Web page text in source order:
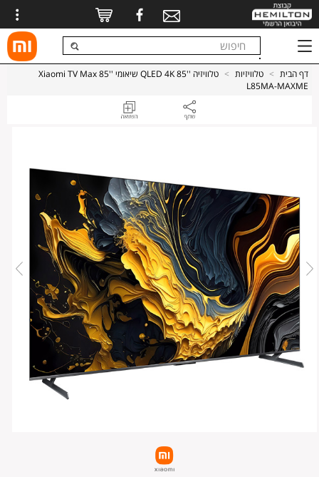
דף הבית > טלוויזיות >
טלוויזיה ''85 QLED 4K שיאומי Xiaomi TV Max 85''
L85MA-MAXME